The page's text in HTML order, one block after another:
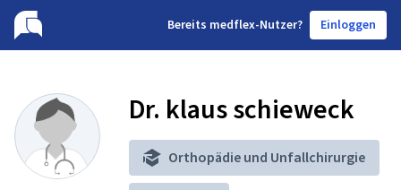
Bereits medflex-Nutzer? Einloggen
Dr. klaus schieweck
Orthopädie und Unfallchirurgie